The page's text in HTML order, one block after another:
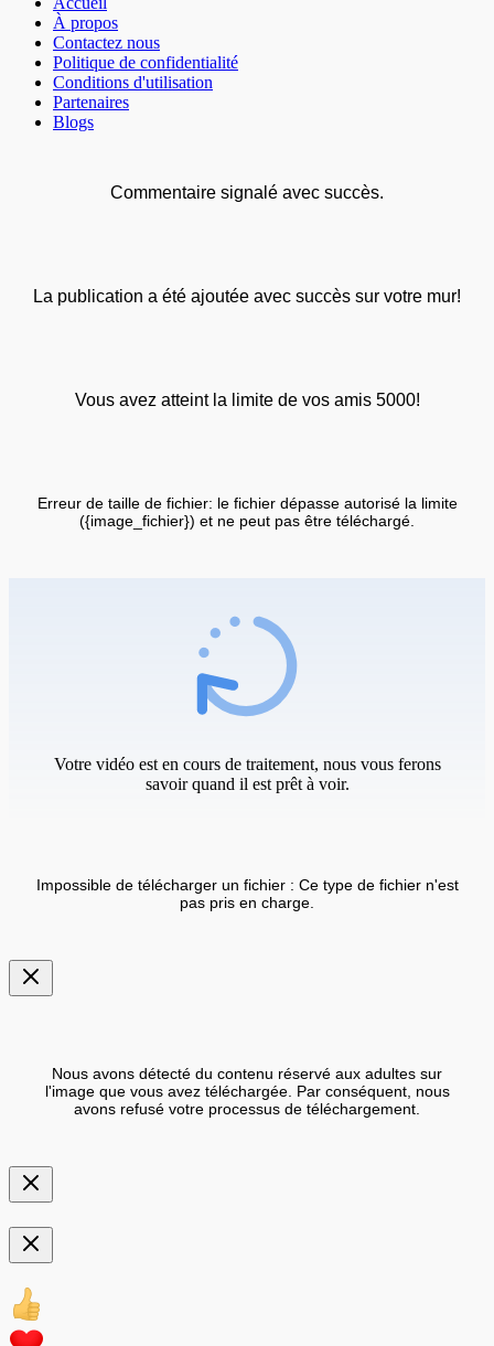
À propos
Contactez nous
Politique de confidentialité
Conditions d'utilisation
Partenaires
Blogs
Commentaire signalé avec succès.
La publication a été ajoutée avec succès sur votre mur!
Vous avez atteint la limite de vos amis 5000!
Erreur de taille de fichier: le fichier dépasse autorisé la limite
({image_fichier}) et ne peut pas être téléchargé.
Votre vidéo est en cours de traitement, nous vous ferons
savoir quand il est prêt à voir.
Impossible de télécharger un fichier : Ce type de fichier n'est
pas pris en charge.
Nous avons détecté du contenu réservé aux adultes sur
l'image que vous avez téléchargée. Par conséquent, nous
avons refusé votre processus de téléchargement.